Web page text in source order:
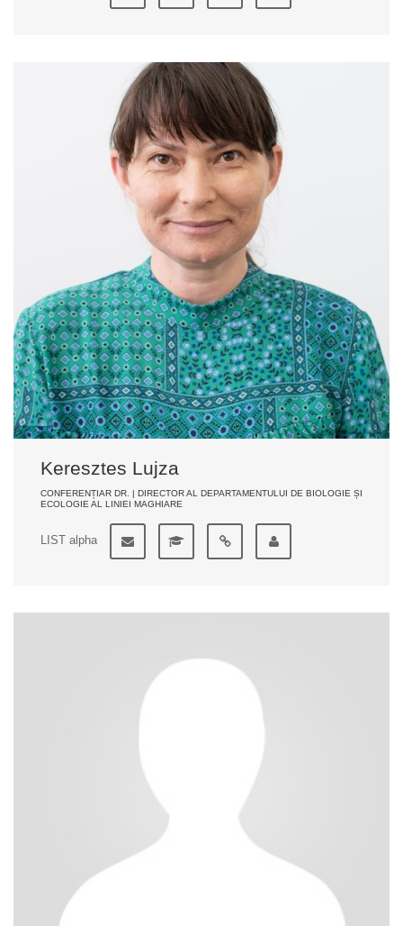
Keresztes Lujza
CONFERENȚIAR DR. | DIRECTOR AL DEPARTAMENTULUI DE BIOLOGIE ȘI
ECOLOGIE AL LINIEI MAGHIARE
LIST alpha